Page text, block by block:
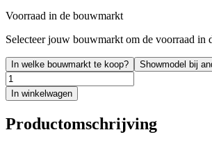
Voorraad in de bouwmarkt
Selecteer jouw bouwmarkt om de voorraad in
In welke bouwmarkt te koop? Showmodel bij
In winkelwagen
Productomschrijving